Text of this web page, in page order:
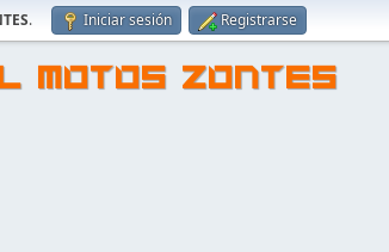
. Iniciar sesión Registrarse
MOTOS ZONTES